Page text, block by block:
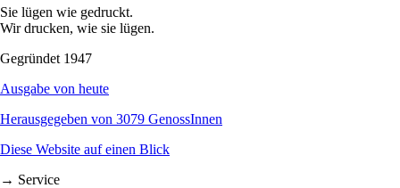
Sie lügen wie gedruckt.
Wir drucken, wie sie lügen.
Gegründet 1947
Ausgabe von heute
Herausgegeben von 3079 GenossInnen
Diese Website auf einen Blick
→ Service